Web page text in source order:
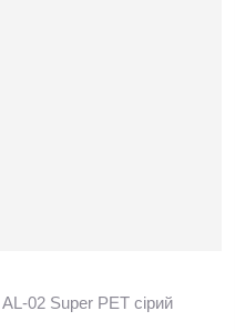
02 Super PET сірий